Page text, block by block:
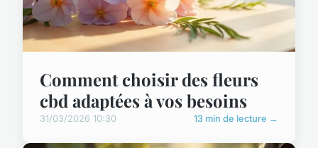
Comment choisir des fleurs
cbd adaptées à vos besoins
31/03/2026 10:30 13 min de lecture →